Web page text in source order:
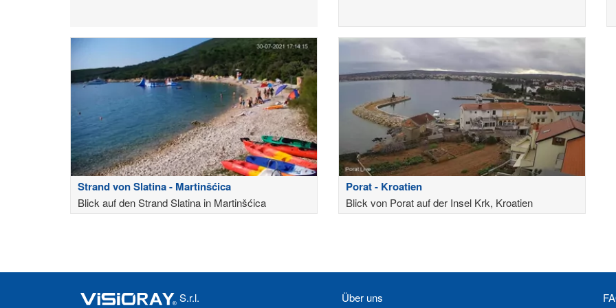
Strand von Slatina - Martinšćica
Blick auf den Strand Slatina in Martinšćica
Porat - Kroatien
Blick von Porat auf der Insel Krk, Kroatien
S.r.l.
Über uns